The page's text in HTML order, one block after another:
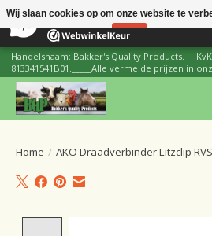
206 Reviews
Handelsnaam: Bakker's Quality Products.___KvK
813341541B01._____Alle vermelde prijzen in
Home / AKO Draadverbinder Litzclip
Wij slaan cookies op om onze website te
Nee